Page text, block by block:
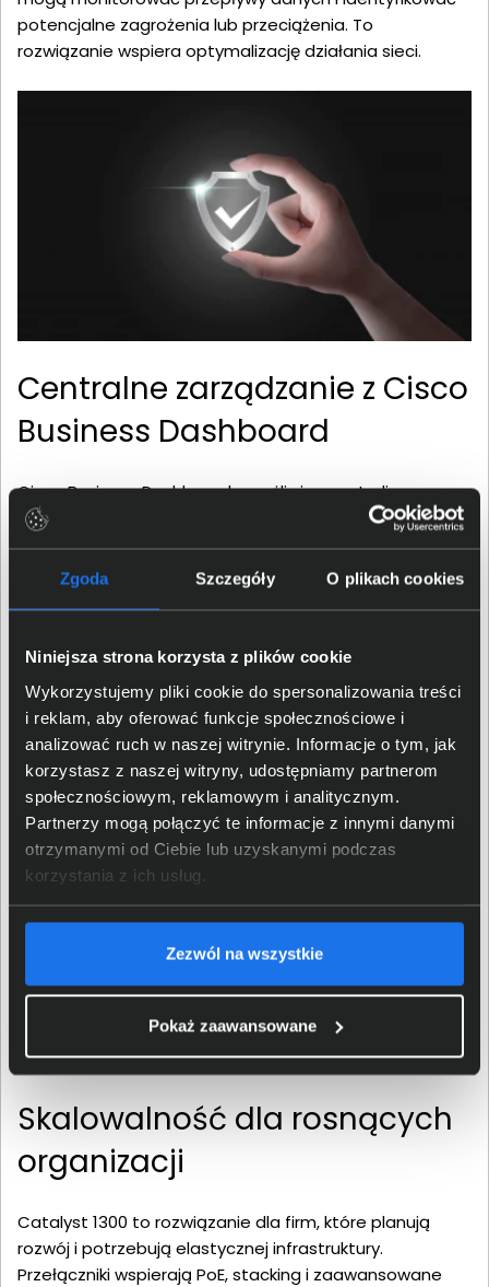
Zgoda Szczegóły O plikach cookies
Niniejsza strona korzysta z plików cookie
Wykorzystujemy pliki cookie do spersonalizowania treści
i reklam, aby oferować funkcje społecznościowe i
analizować ruch w naszej witrynie. Informacje o tym, jak
korzystasz z naszej witryny, udostępniamy partnerom
społecznościowym, reklamowym i analitycznym.
Partnerzy mogą połączyć te informacje z innymi danymi
otrzymanymi od Ciebie lub uzyskanymi podczas
korzystania z ich usług.
Zezwól na wszystkie
Pokaż zaawansowane
potencjalne zagrożenia lub przeciążenia. To
rozwiązanie wspiera optymalizację działania sieci.
Centralne zarządzanie z Cisco
Business Dashboard
Cisco Business Dashboard umożliwia scentralizowane
zarządzanie konfiguracją, monitoringiem i
aktualizacjami przełączników Catalyst. Narzędzie
wspiera większą liczbę urządzeń, przy czym do 25
rozszerzające. Interfejs graficzny pozwala na szybkie
Obsługa funkcji Plug and Play umożliwia automatyczne
dodawanie nowych przełączników do infrastruktury.
Proces instalacji uproszczono, co skraca czas
wdrożenia i minimalizuje ryzyko błędów.
Skalowalność dla rosnących
organizacji
Catalyst 1300 to rozwiązanie dla firm, które planują
rozwój i potrzebują elastycznej infrastruktury.
Przełączniki wspierają PoE, stacking i zaawansowane